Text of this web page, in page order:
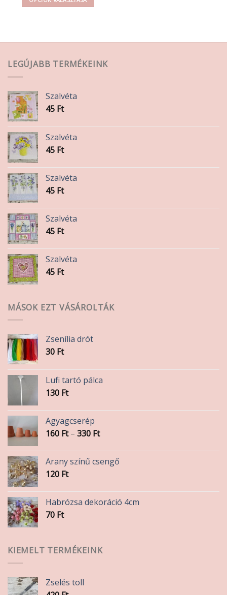
330 Ft
több
van.
a
termékoldalon
ki
LEGÚJABB TERMÉKEINK
Szalvéta
45 Ft
Szalvéta
45 Ft
Szalvéta
45 Ft
Szalvéta
45 Ft
Szalvéta
45 Ft
MÁSOK EZT VÁSÁROLTÁK
Zsenília drót
30 Ft
Lufi tartó pálca
130 Ft
Agyagcserép
160 Ft – 330 FtÁrtartomány:
-
330 Ft
Arany színű csengő
120 Ft
Habrózsa dekoráció 4cm
70 Ft
KIEMELT TERMÉKEINK
Zselés toll